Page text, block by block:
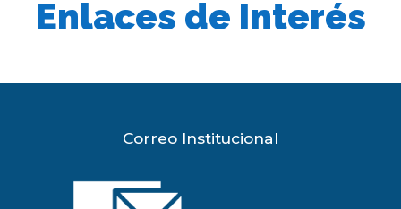
Enlaces de Interés
Correo Institucional